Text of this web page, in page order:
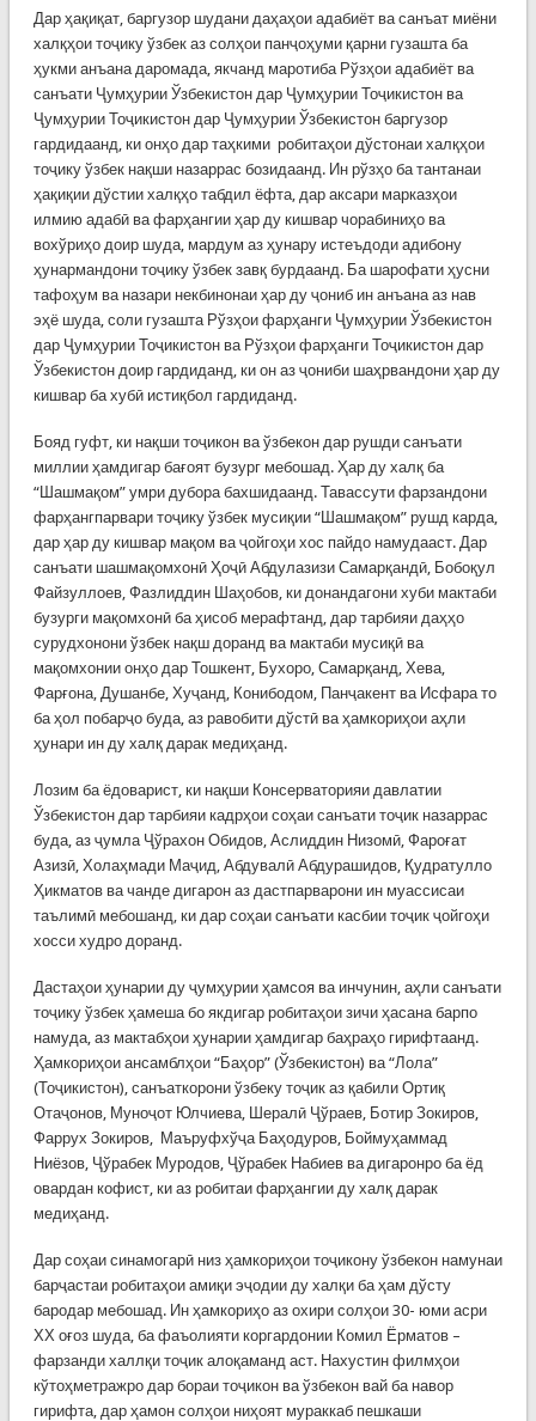
Дар ҳақиқат, баргузор шудани даҳаҳои адабиёт ва санъат миёни
халқҳои тоҷику ўзбек аз солҳои панҷоҳуми қарни гузашта ба
ҳукми анъана даромада, якчанд маротиба Рўзҳои адабиёт ва
санъати Ҷумҳурии Ўзбекистон дар Ҷумҳурии Тоҷикистон ва
Ҷумҳурии Тоҷикистон дар Ҷумҳурии Ўзбекистон баргузор
гардидаанд, ки онҳо дар таҳкими робитаҳои дўстонаи халқҳои
тоҷику ўзбек нақши назаррас бозидаанд. Ин рўзҳо ба тантанаи
ҳақиқии дўстии халқҳо табдил ёфта, дар аксари марказҳои
илмию адабӣ ва фарҳангии ҳар ду кишвар чорабиниҳо ва
вохўриҳо доир шуда, мардум аз ҳунару истеъдоди адибону
ҳунармандони тоҷику ўзбек завқ бурдаанд. Ба шарофати ҳусни
тафоҳум ва назари некбинонаи ҳар ду ҷониб ин анъана аз нав
эҳё шуда, соли гузашта Рўзҳои фарҳанги Ҷумҳурии Ўзбекистон
дар Ҷумҳурии Тоҷикистон ва Рўзҳои фарҳанги Тоҷикистон дар
Ўзбекистон доир гардиданд, ки он аз ҷониби шаҳрвандони ҳар ду
кишвар ба хубӣ истиқбол гардиданд.
Бояд гуфт, ки нақши тоҷикон ва ўзбекон дар рушди санъати
миллии ҳамдигар бағоят бузург мебошад. Ҳар ду халқ ба
“Шашмақом” умри дубора бахшидаанд. Тавассути фарзандони
фарҳангпарвари тоҷику ўзбек мусиқии “Шашмақом” рушд карда,
дар ҳар ду кишвар мақом ва ҷойгоҳи хос пайдо намудааст. Дар
санъати шашмақомхонӣ Ҳоҷӣ Абдулазизи Самарқандӣ, Бобоқул
Файзуллоев, Фазлиддин Шаҳобов, ки донандагони хуби мактаби
бузурги мақомхонӣ ба ҳисоб мерафтанд, дар тарбияи даҳҳо
сурудхонони ўзбек нақш доранд ва мактаби мусиқӣ ва
мақомхонии онҳо дар Тошкент, Бухоро, Самарқанд, Хева,
Фарғона, Душанбе, Хуҷанд, Конибодом, Панҷакент ва Исфара то
ба ҳол побарҷо буда, аз равобити дўстӣ ва ҳамкориҳои аҳли
ҳунари ин ду халқ дарак медиҳанд.
Лозим ба ёдоварист, ки нақши Консерваторияи давлатии
Ўзбекистон дар тарбияи кадрҳои соҳаи санъати тоҷик назаррас
буда, аз ҷумла Ҷўрахон Обидов, Аслиддин Низомӣ, Фароғат
Азизӣ, Холаҳмади Маҷид, Абдувалӣ Абдурашидов, Қудратулло
Ҳикматов ва чанде дигарон аз дастпарварони ин муассисаи
таълимӣ мебошанд, ки дар соҳаи санъати касбии тоҷик ҷойгоҳи
хосси худро доранд.
Дастаҳои ҳунарии ду ҷумҳурии ҳамсоя ва инчунин, аҳли санъати
тоҷику ўзбек ҳамеша бо якдигар робитаҳои зичи ҳасана барпо
намуда, аз мактабҳои ҳунарии ҳамдигар баҳраҳо гирифтаанд.
Ҳамкориҳои ансамблҳои “Баҳор” (Ўзбекистон) ва “Лола”
(Тоҷикистон), санъаткорони ўзбеку тоҷик аз қабили Ортиқ
Отаҷонов, Муноҷот Юлчиева, Шералӣ Ҷўраев, Ботир Зокиров,
Фаррух Зокиров, Маъруфхўҷа Баҳодуров, Боймуҳаммад
Ниёзов, Ҷўрабек Муродов, Ҷўрабек Набиев ва дигаронро ба ёд
овардан кофист, ки аз робитаи фарҳангии ду халқ дарак
медиҳанд.
Дар соҳаи синамогарӣ низ ҳамкориҳои тоҷикону ўзбекон намунаи
барҷастаи робитаҳои амиқи эҷодии ду халқи ба ҳам дўсту
бародар мебошад. Ин ҳамкориҳо аз охири солҳои 30- юми асри
ХХ оғоз шуда, ба фаъолияти коргардонии Комил Ёрматов –
фарзанди халлқи тоҷик алоқаманд аст. Нахустин филмҳои
кўтоҳметражро дар бораи тоҷикон ва ўзбекон вай ба навор
гирифта, дар ҳамон солҳои ниҳоят мураккаб пешкаши